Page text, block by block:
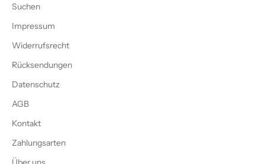
Suchen
Impressum
Widerrufsrecht
Rücksendungen
Datenschutz
AGB
Kontakt
Zahlungsarten